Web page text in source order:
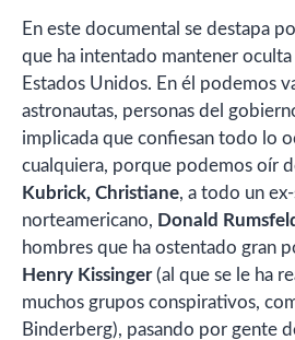
En este documental se destapa
que ha intentado mantener
Estados Unidos. En él podemos
astronautas, personas del
implicada que confiesan todo lo
cualquiera, porque podemos oír
Kubrick, Christiane, a todo un
norteamericano, Donald
hombres que ha ostentado gran
Henry Kissinger(al que se le ha
muchos grupos conspirativos,
Binderberg), pasando por gente